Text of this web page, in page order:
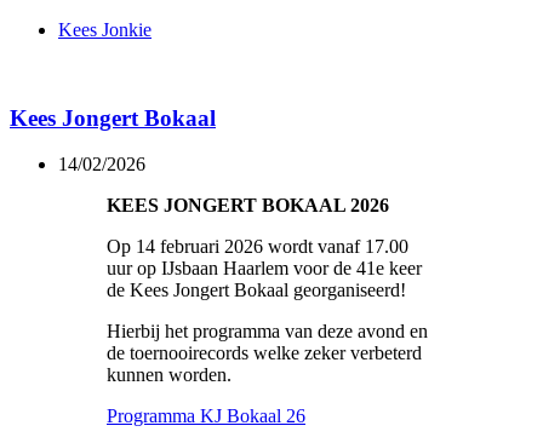
Kees Jonkie
Kees Jongert Bokaal
14/02/2026
KEES JONGERT BOKAAL 2026
Op 14 februari 2026 wordt vanaf 17.00
uur op IJsbaan Haarlem voor de 41e keer
de Kees Jongert Bokaal georganiseerd!
Hierbij het programma van deze avond en
de toernooirecords welke zeker verbeterd
kunnen worden.
Programma KJ Bokaal 26